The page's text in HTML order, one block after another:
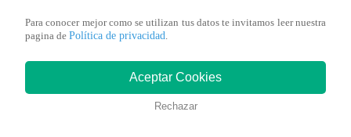
Para conocer mejor como se utilizan tus datos te invitamos leer nuestra
pagina de Política de privacidad
Aceptar Cookies
Rechazar